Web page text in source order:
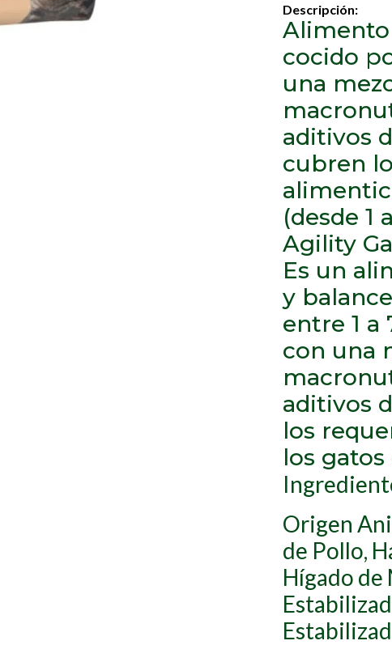
Descripción:
cocido
una
aditivos
cubren
(desde 1
Agility
Es un
y
entre 1 a
con una
aditivos
los
los
Origen
de Pollo,
Hígado de